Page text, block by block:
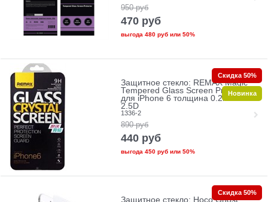
950 руб
470 руб
выгода 480 рубили 50%
Защитное стекло: REMAX Magic
Tempered Glass Screen Protectors
для iPhone 6 толщина 0.2mm
2.5D
1336-2
890 руб
440 руб
выгода 450 рубили 50%
Скидка 50%
Новинка
Защитное стекло: Hoco Ghost
Скидка 50%